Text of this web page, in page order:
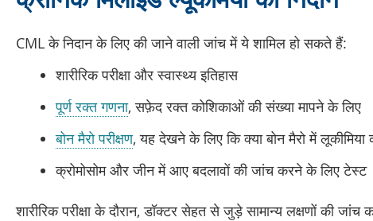
CML के निदान के लिए की जाने वाली जांच में ये शामिल हो सकते हैं:
शारीरिक परीक्षा और स्वास्थ्य इतिहास
पूर्ण रक्त गणना, सफ़ेद रक्त कोशिकाओं की संख्या मापने के लिए
बोन मैरो परीक्षण, यह देखने के लिए कि क्या बोन मैरो में लूकीमिया
क्रोमोसोम और जीन में आए बदलावों की जांच करने के लिए टेस्ट
शारीरिक परीक्षा के दौरान, डॉक्टर सेहत से जुड़े सामान्य लक्षणों की